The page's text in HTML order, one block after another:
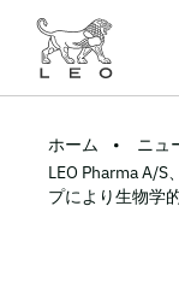
ホーム ニュ
LEO Pharma A/
プにより生物学